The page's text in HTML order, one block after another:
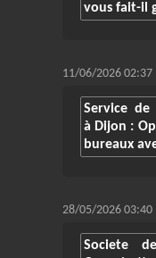
vous fait-il
11/06/2026 02:37
Service de
à Dijon :
bureaux
28/05/2026 03:40
Societe